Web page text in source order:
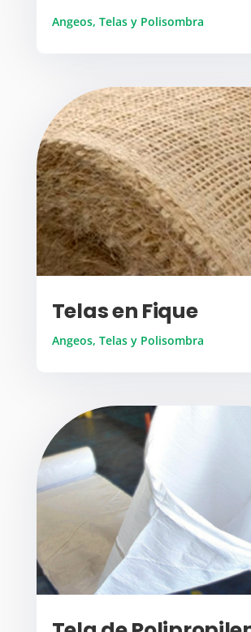
Angeos, Telas y Polisombra
Telas en Fique
Angeos, Telas y Polisombra